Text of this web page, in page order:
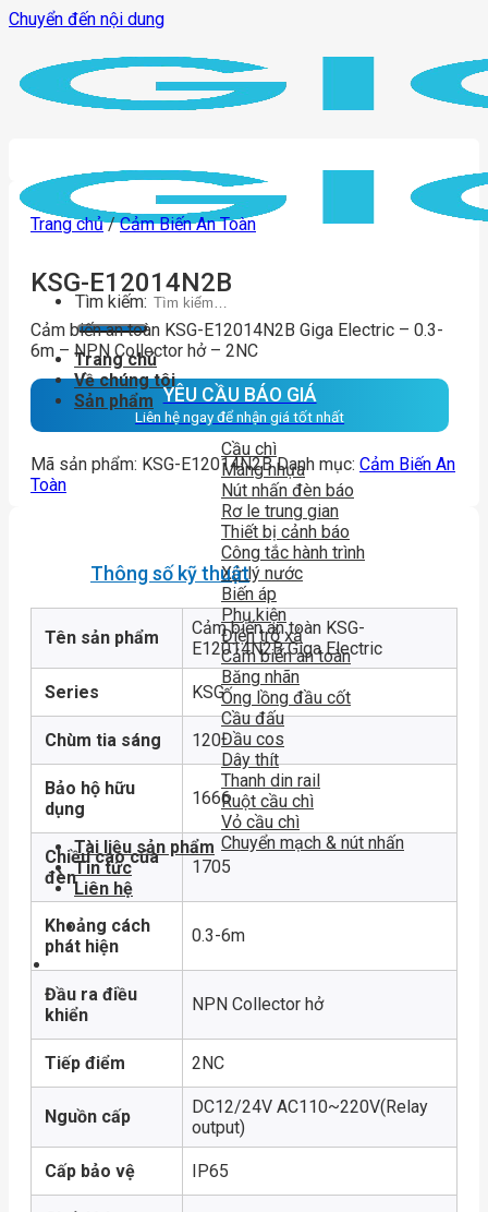
Chuyển đến nội dung
Tìm kiếm:
Trang chủ
Về chúng tôi
Sản phẩm
Cầu chì
Máng nhựa
Nút nhấn đèn báo
Rơ le trung gian
Thiết bị cảnh báo
Công tắc hành trình
Xử lý nước
Biến áp
Phụ kiện
Điện trở xả
Cảm biến an toàn
Băng nhãn
Ống lồng đầu cốt
Cầu đấu
Đầu cos
Dây thít
Thanh din rail
Ruột cầu chì
Vỏ cầu chì
Chuyển mạch & nút nhấn
Tài liệu sản phẩm
Tin tức
Liên hệ
Trang chủ / Cảm Biến An Toàn
KSG-E12014N2B
Cảm biến an toàn KSG-E12014N2B Giga Electric – 0.3-
6m – NPN Collector hở – 2NC
YÊU CẦU BÁO GIÁ
Liên hệ ngay để nhận giá tốt nhất
Mã sản phẩm: KSG-E12014N2B Danh mục: Cảm Biến An
Toàn
Thông số kỹ thuật
Tên sản phẩm
Cảm biến an toàn KSG-
E12014N2B Giga Electric
Series KSG
Chùm tia sáng 120
Bảo hộ hữu
dụng
1666
Chiều cao của
đèn
1705
Khoảng cách
phát hiện
0.3-6m
Đầu ra điều
khiển
NPN Collector hở
Tiếp điểm 2NC
Nguồn cấp
DC12/24V AC110~220V(Relay
output)
Cấp bảo vệ IP65